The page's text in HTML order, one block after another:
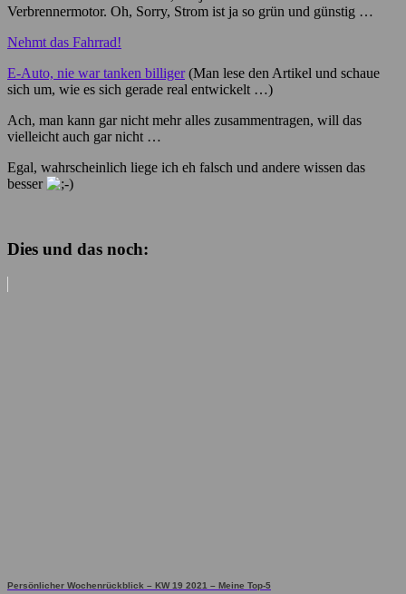
Verbrennermotor. Oh, Sorry, Strom ist ja so grün und günstig …
Nehmt das Fahrrad!
E-Auto, nie war tanken billiger(Man lese den Artikel und schaue
sich um, wie es sich gerade real entwickelt …)
Ach, man kann gar nicht mehr alles zusammentragen, will das
vielleicht auch gar nicht …
Egal, wahrscheinlich liege ich eh falsch und andere wissen das
besser
Dies und das noch:
Persönlicher Wochenrückblick – KW 19 2021 – Meine Top-5